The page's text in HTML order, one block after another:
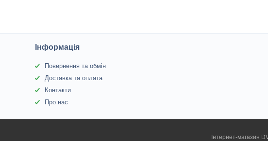
Інформація
Повернення та обмін
Доставка та оплата
Контакти
Про нас